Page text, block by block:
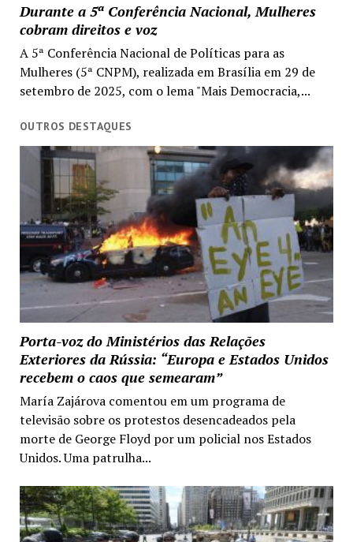
Durante a 5ª Conferência Nacional, Mulheres
cobram direitos e voz
A 5ª Conferência Nacional de Políticas para as
Mulheres (5ª CNPM), realizada em Brasília em 29 de
setembro de 2025, com o lema "Mais Democracia,...
OUTROS DESTAQUES
Porta-voz do Ministérios das Relações
Exteriores da Rússia: “Europa e Estados Unidos
recebem o caos que semearam”
María Zajárova comentou em um programa de
televisão sobre os protestos desencadeados pela
morte de George Floyd por um policial nos Estados
Unidos. Uma patrulha...